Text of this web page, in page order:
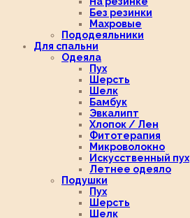
Без резинки
Махровые
Пододеяльники
Для спальни
Одеяла
Пух
Шерсть
Шелк
Бамбук
Эвкалипт
Хлопок / Лен
Фитотерапия
Микроволокно
Искусственный пух
Летнее одеяло
Подушки
Пух
Шерсть
Шелк